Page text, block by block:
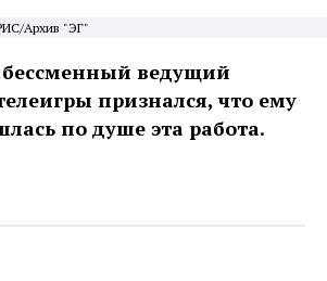
Архив "ЭГ"
ведущий
признался, что ему
по душе эта работа.